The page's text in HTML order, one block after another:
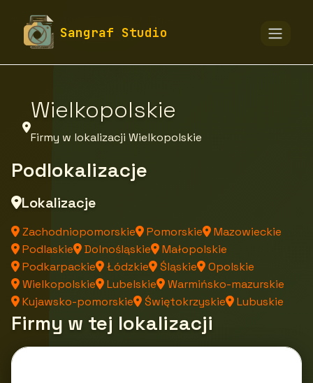
Sangraf Studio
fototapety-sangraf.pl
Firmy z województwa
Wielkopolskie
Firmy w lokalizacji Wielkopolskie
Podlokalizacje
Lokalizacje
Zachodniopomorskie Pomorskie
Mazowieckie
Podlaskie
Dolnośląskie
Małopolskie
Podkarpackie
Łódzkie Śląskie
Opolskie
Wielkopolskie
Lubelskie
Warmińsko-mazurskie
Kujawsko-pomorskie
Świętokrzyskie Lubuskie
Firmy w tej lokalizacji